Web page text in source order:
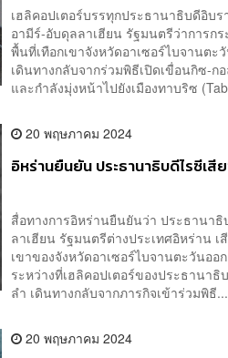
เฮลิคอปเตอร์บรรทุกประธานาธิบดีอิบ
อามีร์-อับดุลลาเฮียน รัฐมนตรีว่าการก
พื้นที่เทือกเขาจังหวัดอาเซอร์ไบจานต
เดินทางกลับจากร่วมพิธีเปิดเขื่อนกิซ-
และกำลังมุ่งหน้าไปยังเมืองทาบริซ
20 พฤษภาคม 2024
อิหร่านยืนยัน ประธานาธิบดีไรซีเสี
สื่อทางการอิหร่านยืนยันว่า ประธานา
ลาเฮียน รัฐมนตรีต่างประเทศอิหร่าน
เขาของจังหวัดอาเซอร์ไบจานตะวันอ
ระหว่างที่เฮลิคอปเตอร์ของประธานา
ลำ เดินทางกลับจากภารกิจเข้าร่วมพิธี...
20 พฤษภาคม 2024